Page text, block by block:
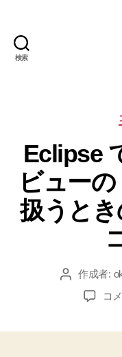
検索
Eclipse
ビュー
扱うと
投 作成者:
コ